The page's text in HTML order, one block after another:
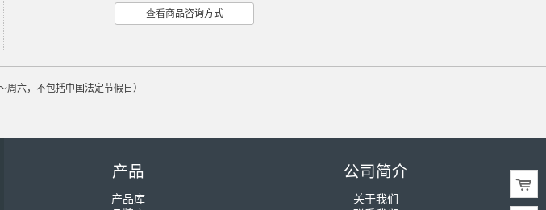
查看商品咨询方式
六，不包括中国法定节假日）
产品
产品库
公司简介
关于我们